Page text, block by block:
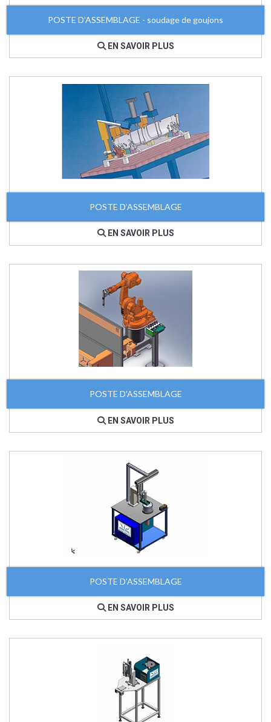
POSTE D'ASSEMBLAGE - soudage de goujons
EN SAVOIR PLUS
POSTE D'ASSEMBLAGE
EN SAVOIR PLUS
POSTE D'ASSEMBLAGE
EN SAVOIR PLUS
POSTE D'ASSEMBLAGE
EN SAVOIR PLUS